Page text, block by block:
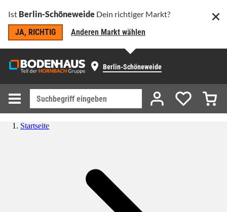
Ist Berlin-Schöneweide Dein richtiger Markt?
JA, RICHTIG
Anderen Markt wählen
Berlin-Schöneweide
Startseite